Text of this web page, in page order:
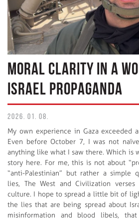
MORAL CLARITY IN A
ISRAEL PROPAGANDA
2026. 01. 08.
My own experience in Gaza exceeded
Even before October 7, I was not
anything like what I saw there. Which is
story here. For me, this is not about
“anti-Palestinian” but rather a simple
lies, The West and Civilization verses
culture. I hope to spread a little bit of
the lies that are being spread about
misinformation and blood libels,